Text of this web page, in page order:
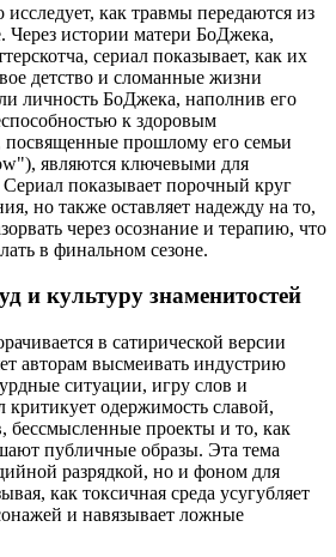
как травмы передаются из
Через истории матери БоДжека,
сериал показывает, как их
детство и сломанные жизни
личность БоДжека, наполнив его
к здоровым
прошлому его семьи
являются ключевыми для
показывает порочный круг
но также оставляет надежду на то,
через осознание и терапию, что
в финальном сезоне.
и культуру знаменитостей
в сатирической версии
авторам высмеивать индустрию
ситуации, игру слов и
критикует одержимость славой,
бессмысленные проекты и то, как
публичные образы. Эта тема
разрядкой, но и фоном для
как токсичная среда усугубляет
и навязывает ложные